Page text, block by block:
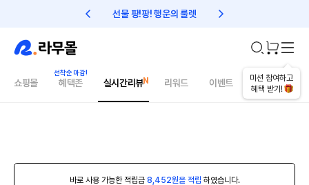
선물 팡!팡! 행운의 룰렛 친구초대 1만원 리워드!
미션 참여하고
혜택 받기!
쇼핑몰 혜택존 실시간리뷰 리워드 이벤트 건강매거진
바로 사용 가능한 적립금 8,452원을 적립 하였습니다.